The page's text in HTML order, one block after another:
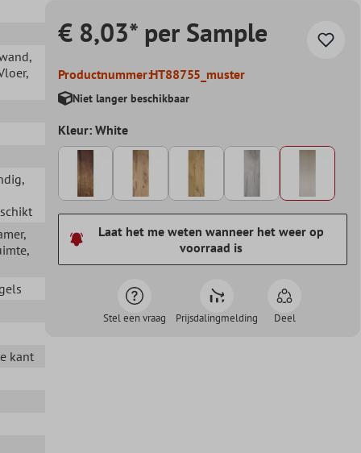
,
,
,
,
,
kant
€ 8,03* per Sample
Productnummer:HT88755_muster
Niet langer beschikbaar
Kleur: White
Laat het me weten wanneer het weer op
voorraad is
Stel een vraag Prijsdalingmelding Deel